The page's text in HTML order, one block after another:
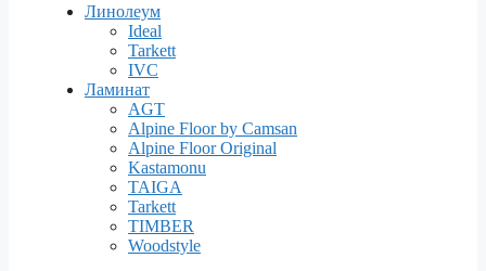
Линолеум
Ideal
Tarkett
IVC
Ламинат
AGT
Alpine Floor by Camsan
Alpine Floor Original
Kastamonu
TAIGA
Tarkett
TIMBER
Woodstyle